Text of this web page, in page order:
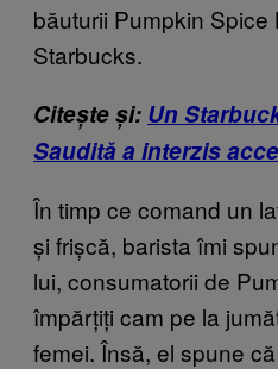
băuturii Pumpkin Spice
Starbucks.
Citește și: Un
Saudită a interzis
În timp ce comand un
și frișcă, barista îmi
lui, consumatorii de
împărțiți cam pe la
femei. Însă, el spune